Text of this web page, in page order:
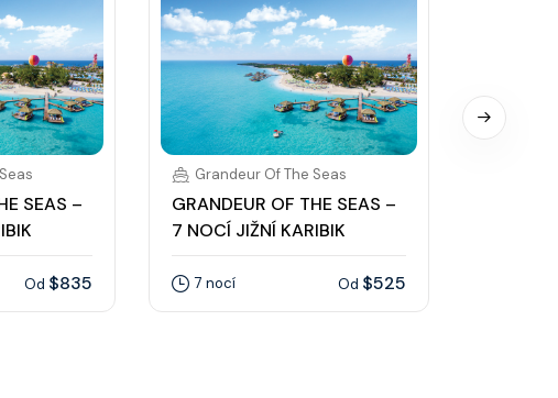
SEAS –
Od $835
Grandeur Of The Seas
GRANDEUR OF THE SEAS –
7 NOCÍ JIŽNÍ KARIBIK
7 nocí Od $525